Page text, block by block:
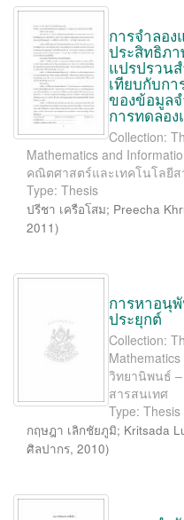
การจำลอง
ประสิทธิภ
แปรปรวน
เทียบกับก
ของข้อมูล
การทดลอ
Collection:
Mathematics and
คณิตศาสตร์และเทคโนโลยีส
Type: Thesis
ปรีชา เครือโสม; Preecha
2011)
การหาอนุ
ประยุกต์
Collection:
วิทยานิพนธ์
สารสนเทศ
Type: Thesis
กฤษฎา เลิกชัยภูมิ; Kritsada
ศิลปากร, 2010)